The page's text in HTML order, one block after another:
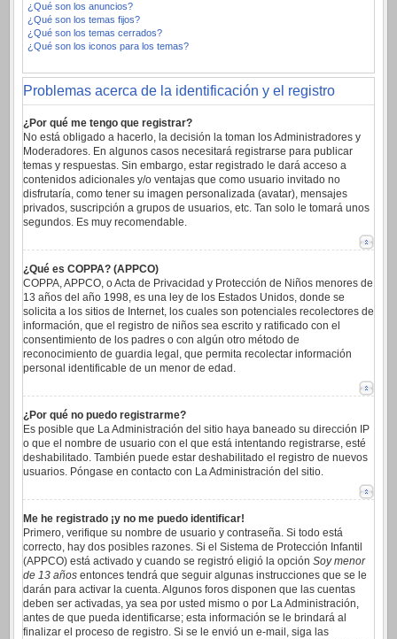
¿Qué son los anuncios?
¿Qué son los temas fijos?
¿Qué son los temas cerrados?
¿Qué son los iconos para los temas?
Problemas acerca de la identificación y el registro
¿Por qué me tengo que registrar?
No está obligado a hacerlo, la decisión la toman los Administradores y
Moderadores. En algunos casos necesitará registrarse para publicar
temas y respuestas. Sin embargo, estar registrado le dará acceso a
contenidos adicionales y/o ventajas que como usuario invitado no
disfrutaría, como tener su imagen personalizada (avatar), mensajes
privados, suscripción a grupos de usuarios, etc. Tan solo le tomará unos
segundos. Es muy recomendable.
¿Qué es COPPA? (APPCO)
COPPA, APPCO, o Acta de Privacidad y Protección de Niños menores de
13 años del año 1998, es una ley de los Estados Unidos, donde se
solicita a los sitios de Internet, los cuales son potenciales recolectores de
información, que el registro de niños sea escrito y ratificado con el
consentimiento de los padres o con algún otro método de
reconocimiento de guardia legal, que permita recolectar información
personal identificable de un menor de edad.
¿Por qué no puedo registrarme?
Es posible que La Administración del sitio haya baneado su dirección IP
o que el nombre de usuario con el que está intentando registrarse, esté
deshabilitado. También puede estar deshabilitado el registro de nuevos
usuarios. Póngase en contacto con La Administración del sitio.
Me he registrado ¡y no me puedo identificar!
Primero, verifique su nombre de usuario y contraseña. Si todo está
correcto, hay dos posibles razones. Si el Sistema de Protección Infantil
(APPCO) está activado y cuando se registró eligió la opción Soy menor
de 13 años entonces tendrá que seguir algunas instrucciones que se le
darán para activar la cuenta. Algunos foros disponen que las cuentas
deben ser activadas, ya sea por usted mismo o por La Administración,
antes de que pueda identificarse; esta información se le brindará al
finalizar el proceso de registro. Si se le envió un e-mail, siga las